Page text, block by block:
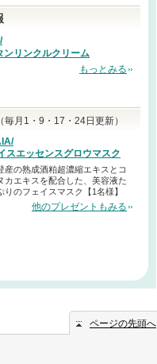
ンリンクルクリーム
もっとみる
（毎月1・9・17・24日更新）
スエッセンスグロウマスク
産の熟成酒粕超濃縮エキスとコ
カエキスを配合した、美容液た
りのフェイスマスク【1名様】
他のプレゼントもみる
ページの先頭へ